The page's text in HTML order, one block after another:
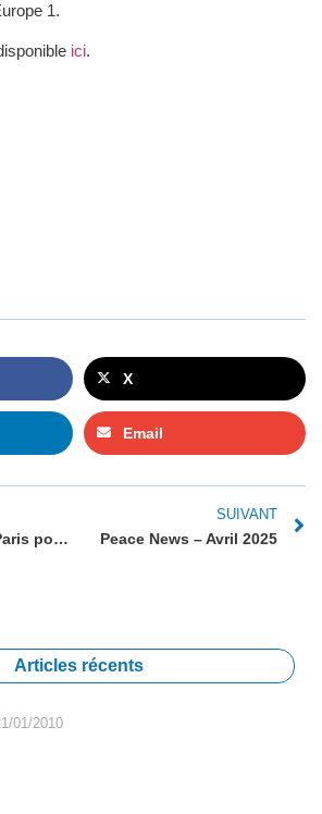
1.
ici.
X
Email
Les actions de Paris pour l’intelligence artificielle.
SUIVANT
Peace News – Avril 2025
Articles récents
01/2010